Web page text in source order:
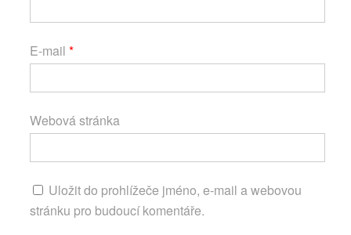
E-mail *
Webová stránka
Uložit do prohlížeče jméno, e-mail a webovou
stránku pro budoucí komentáře.